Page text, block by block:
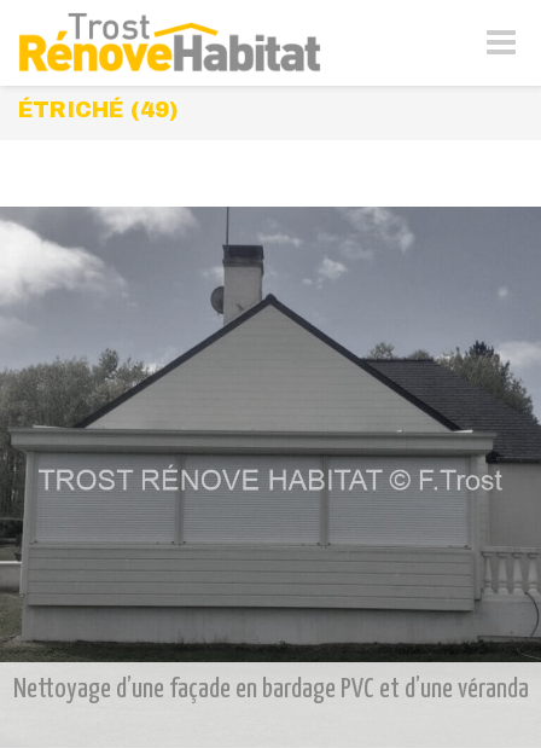
-
ÉTRICHÉ (49)
Nettoyage d’une façade en bardage PVC et d’une véranda